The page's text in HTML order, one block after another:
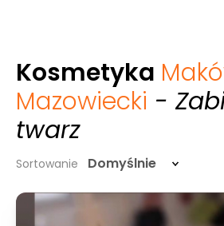
Kosmetyka
Mazowiecki -
twarz
Sortowanie Domyślnie